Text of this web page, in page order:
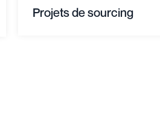
Projets de sourcing